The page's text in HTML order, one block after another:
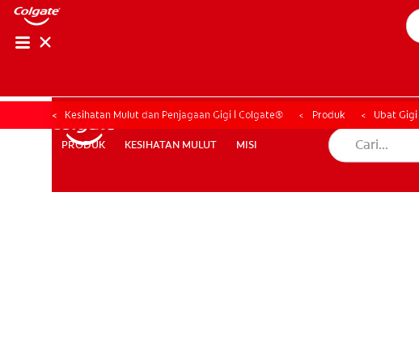
PRODUK KESIHATAN MULUT MISI
PRODUK KESIHATAN MULUT MISI
PENILAIAN KESIHATAN MULUT
Kesihatan Mulut dan Penjagaan Gigi | Colgate® Produk Ubat Gigi